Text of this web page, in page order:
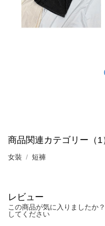
商品関連カテゴリー（1
女裝 短褲
レビュー
この商品が気に入りましたか
してください